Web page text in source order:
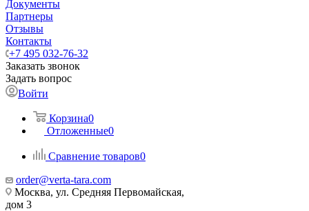
Документы
Партнеры
Отзывы
Контакты
+7 495 032-76-32
Заказать звонок
Задать вопрос
Войти
Корзина0
Отложенные0
Сравнение товаров0
order@verta-tara.com
Москва, ул. Средняя Первомайская,
дом 3